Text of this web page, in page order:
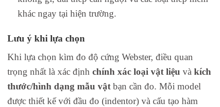
khác ngay tại hiện trường.
Lưu ý khi lựa chọn
Khi lựa chọn kìm đo độ cứng Webster, điều quan
trọng nhất là xác định chính xác loại vật liệu và kích
thước/hình dạng mẫu vật bạn cần đo. Mỗi model
được thiết kế với đầu đo (indentor) và cấu tạo hàm